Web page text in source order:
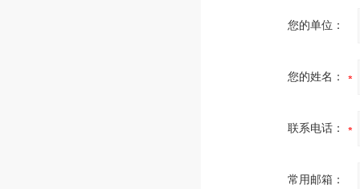
您的单位：
您的姓名：
联系电话：
常用邮箱：